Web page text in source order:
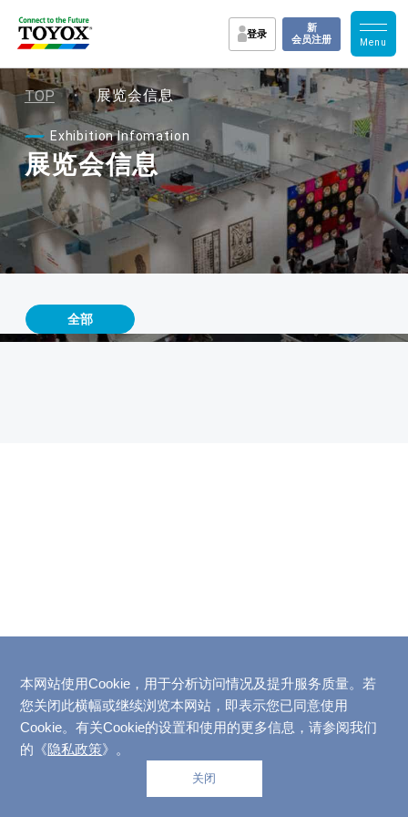
本网站使用Cookie，用于分析访问情况及提升服务质量。若
您关闭此横幅或继续浏览本网站，即表示您已同意使用
Cookie。有关Cookie的设置和使用的更多信息，请参阅我们
的《隐私政策》。
关闭
登录
新
会员注册
TOP ・ 展览会信息
Exhibition Infomation
展览会信息
全部